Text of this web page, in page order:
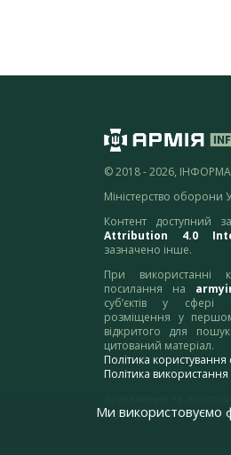
© 2018 - 2026,
Міністерство оборони
Контент доступний
Attribution 4.0
зазначено інше.
При використанні
посилання на
суб’єктів у сфері
розміщення у
відкритого для
цитований матеріал.
Політика
Політика
адресу:
Ми використовуємо